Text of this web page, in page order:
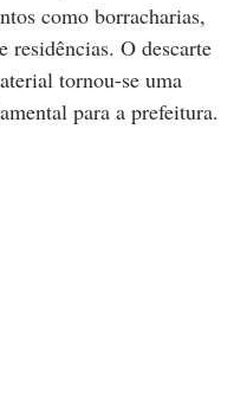
como borracharias,
residências. O descarte
tornou-se uma
para a prefeitura.